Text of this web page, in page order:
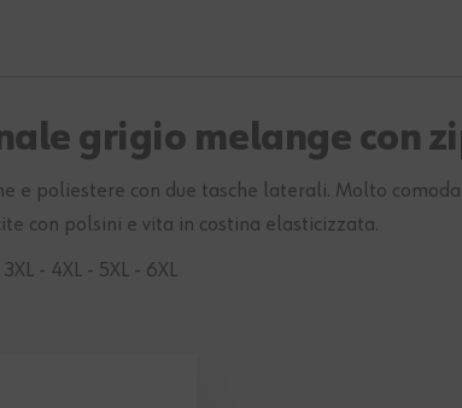
grigio melange con
e poliestere con due tasche laterali. Molto
con polsini e vita in costina elasticizzata.
- 4XL - 5XL - 6XL